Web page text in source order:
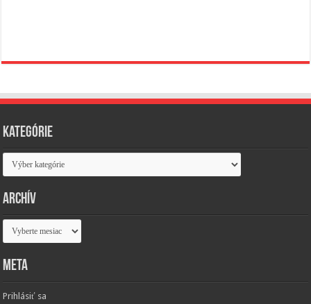
Kategórie
Kategórie
Archív
Archív
Meta
Prihlásiť sa